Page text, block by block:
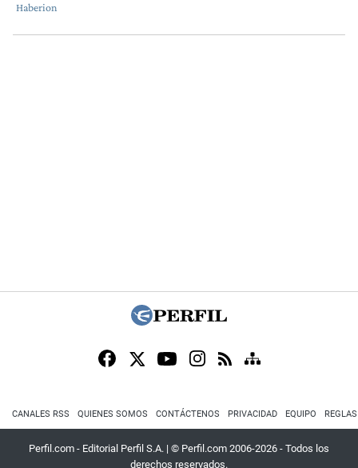
CANALES RSS QUIENES SOMOS CONTÁCTENOS PRIVACIDAD EQUIPO
Perfil.com - Editorial Perfil S.A. | © Perfil.com 2006-2026 - Todos los
derechos reservados.